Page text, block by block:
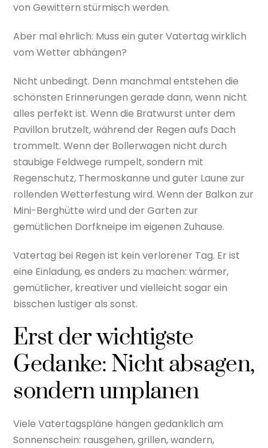
von Gewittern stürmisch werden.
Aber mal ehrlich: Muss ein guter Vatertag wirklich
vom Wetter abhängen?
Nicht unbedingt. Denn manchmal entstehen die
schönsten Erinnerungen gerade dann, wenn nicht
alles perfekt ist. Wenn die Bratwurst unter dem
Pavillon brutzelt, während der Regen aufs Dach
trommelt. Wenn der Bollerwagen nicht durch
staubige Feldwege rumpelt, sondern mit
Regenschutz, Thermoskanne und guter Laune zur
rollenden Wetterfestung wird. Wenn der Balkon zur
Mini-Berghütte wird und der Garten zur
gemütlichen Dorfkneipe im eigenen Zuhause.
Vatertag bei Regen ist kein verlorener Tag. Er ist
eine Einladung, es anders zu machen: wärmer,
gemütlicher, kreativer und vielleicht sogar ein
bisschen lustiger als sonst.
Erst der wichtigste
Gedanke: Nicht absagen,
sondern umplanen
Viele Vatertagspläne hängen gedanklich am
Sonnenschein: rausgehen, grillen, wandern,